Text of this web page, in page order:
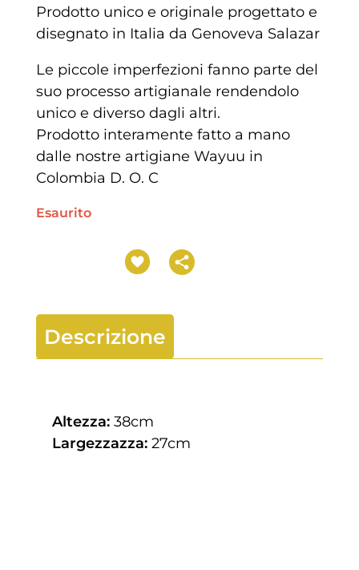
Prodotto unico e originale progettato e
disegnato in Italia da Genoveva Salazar
Le piccole imperfezioni fanno parte del
suo processo artigianale rendendolo
unico e diverso dagli altri.
Prodotto interamente fatto a mano
dalle nostre artigiane Wayuu in
Colombia D. O. C
Esaurito
Descrizione
Altezza: 38cm
Largezzazza: 27cm